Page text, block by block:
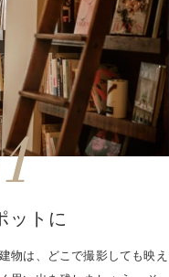
ットに
物は、どこで撮影しても映え